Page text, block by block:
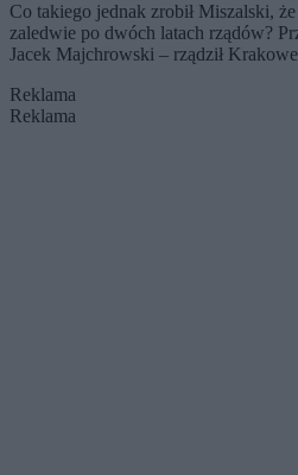
Co takiego jednak zrobił Miszalski,
zaledwie po dwóch latach rządów?
Jacek Majchrowski – rządził
Reklama
Reklama